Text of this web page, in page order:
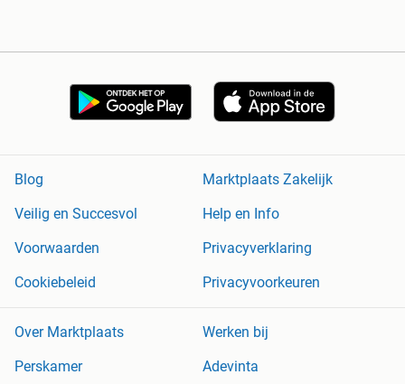
Blog
Marktplaats Zakelijk
Veilig en Succesvol
Help en Info
Voorwaarden
Privacyverklaring
Cookiebeleid
Privacyvoorkeuren
Over Marktplaats
Werken bij
Perskamer
Adevinta